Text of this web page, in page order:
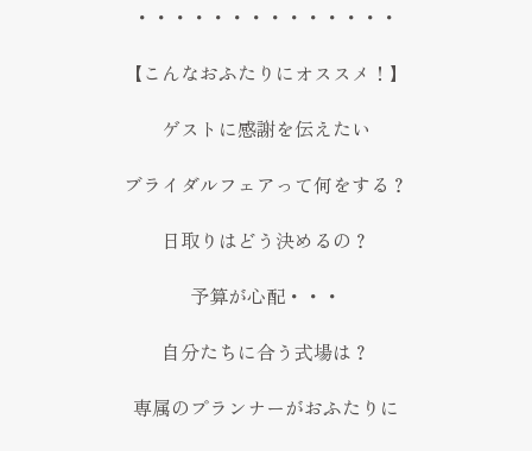
・・・・・・・・・・・・・・
【こんなおふたりにオススメ！】
ゲストに感謝を伝えたい
ブライダルフェアって何をする？
日取りはどう決めるの？
予算が心配・・・
自分たちに合う式場は？
専属のプランナーがおふたりに